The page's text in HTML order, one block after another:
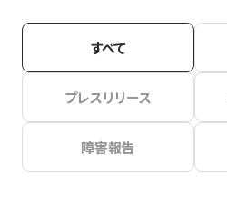
すべて
プレスリリース
障害報告